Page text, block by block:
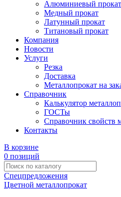
Алюминиевый прокат
Медный прокат
Латунный прокат
Титановый прокат
Компания
Новости
Услуги
Резка
Доставка
Металлопрокат на
Справочник
Калькулятор
ГОСТы
Справочник свойств
Контакты
В корзине
0 позиций
Спецпредложения
Цветной металлопрокат